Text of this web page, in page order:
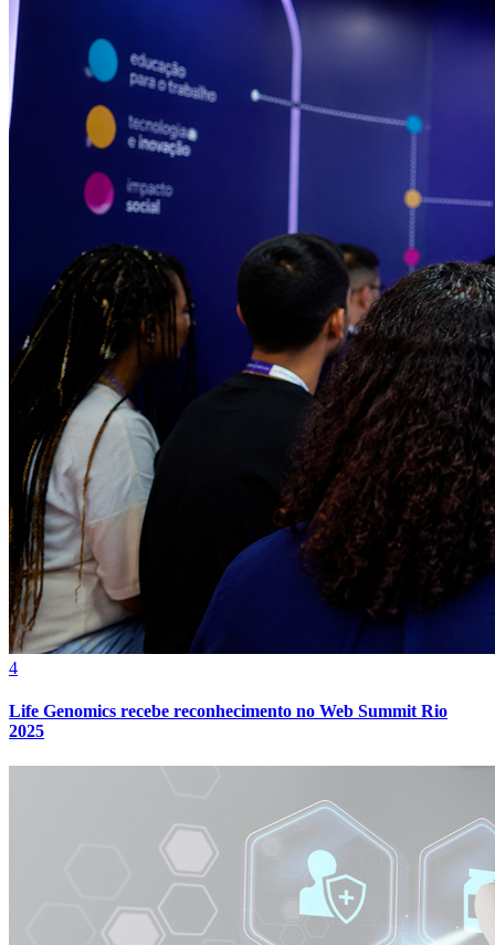
Bahia
Fortaleza
4
Life Genomics recebe reconhecimento no Web Summit Rio
2025